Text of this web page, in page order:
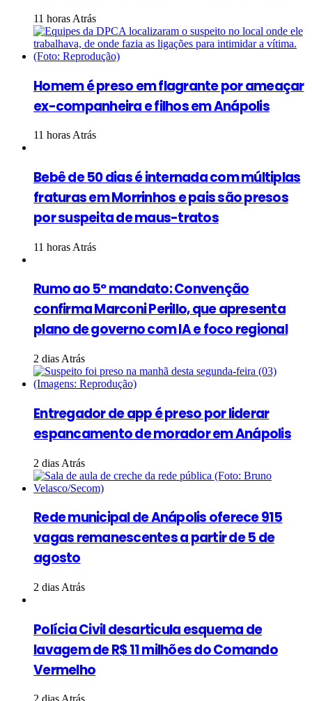
11 horas Atrás
Homem é preso em flagrante por ameaçar
ex-companheira e filhos em Anápolis
11 horas Atrás
Bebê de 50 dias é internada com múltiplas
fraturas em Morrinhos e pais são presos
por suspeita de maus-tratos
11 horas Atrás
Rumo ao 5º mandato: Convenção
confirma Marconi Perillo, que apresenta
plano de governo com IA e foco regional
2 dias Atrás
Entregador de app é preso por liderar
espancamento de morador em Anápolis
2 dias Atrás
Rede municipal de Anápolis oferece 915
vagas remanescentes a partir de 5 de
agosto
2 dias Atrás
Polícia Civil desarticula esquema de
lavagem de R$ 11 milhões do Comando
Vermelho